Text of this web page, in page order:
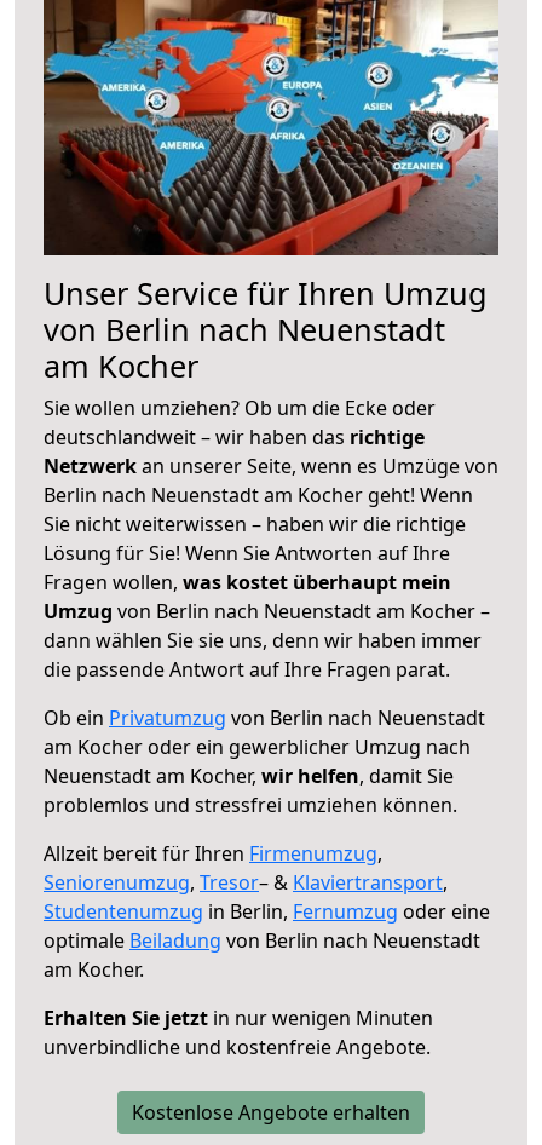
Unser Service für Ihren Umzug
von Berlin nach Neuenstadt
am Kocher
Sie wollen umziehen? Ob um die Ecke oder
deutschlandweit – wir haben das richtige
Netzwerkan unserer Seite, wenn es Umzüge von
Berlin nach Neuenstadt am Kocher geht! Wenn
Sie nicht weiterwissen – haben wir die richtige
Lösung für Sie! Wenn Sie Antworten auf Ihre
Fragen wollen, was kostet überhaupt mein
Umzug von Berlin nach Neuenstadt am Kocher –
dann wählen Sie sie uns, denn wir haben immer
die passende Antwort auf Ihre Fragen parat.
Ob ein Privatumzug von Berlin nach Neuenstadt
am Kocher oder ein gewerblicher Umzug nach
Neuenstadt am Kocher, wir helfen, damit Sie
problemlos und stressfrei umziehen können.
Allzeit bereit für Ihren Firmenumzug,
Seniorenumzug, Tresor– & Klaviertransport,
Studentenumzug in Berlin, Fernumzug oder eine
optimale Beiladung von Berlin nach Neuenstadt
am Kocher.
Erhalten Sie jetzt in nur wenigen Minuten
unverbindliche und kostenfreie Angebote.
Kostenlose Angebote erhalten